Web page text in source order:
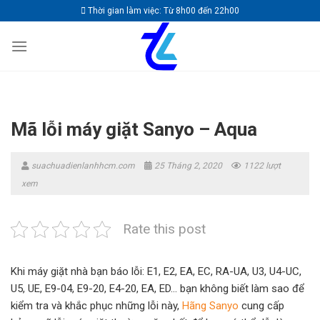
to
content
Thời gian làm việc: Từ 8h00 đến 22h00
Mã lỗi máy giặt Sanyo – Aqua
suachuadienlanhhcm.com 25 Tháng 2, 2020
1122 lượt
xem
Rate this post
Khi máy giặt nhà bạn báo lỗi: E1, E2, EA, EC, RA-UA, U3, U4-UC,
U5, UE, E9-04, E9-20, E4-20, EA, ED… bạn không biết làm sao để
kiểm tra và khắc phục những lỗi này, Hãng Sanyo cung cấp